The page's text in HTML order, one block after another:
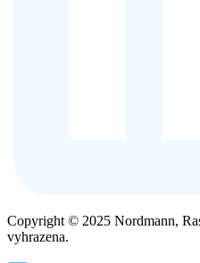
Copyright © 2025 Nordmann,
vyhrazena.